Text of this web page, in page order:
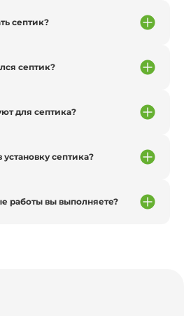
септик?
септик?
для септика?
септика?
работы вы выполняете?